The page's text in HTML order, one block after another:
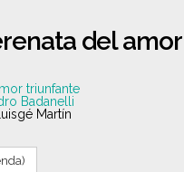
del
triunfante
Badanelli
Martín